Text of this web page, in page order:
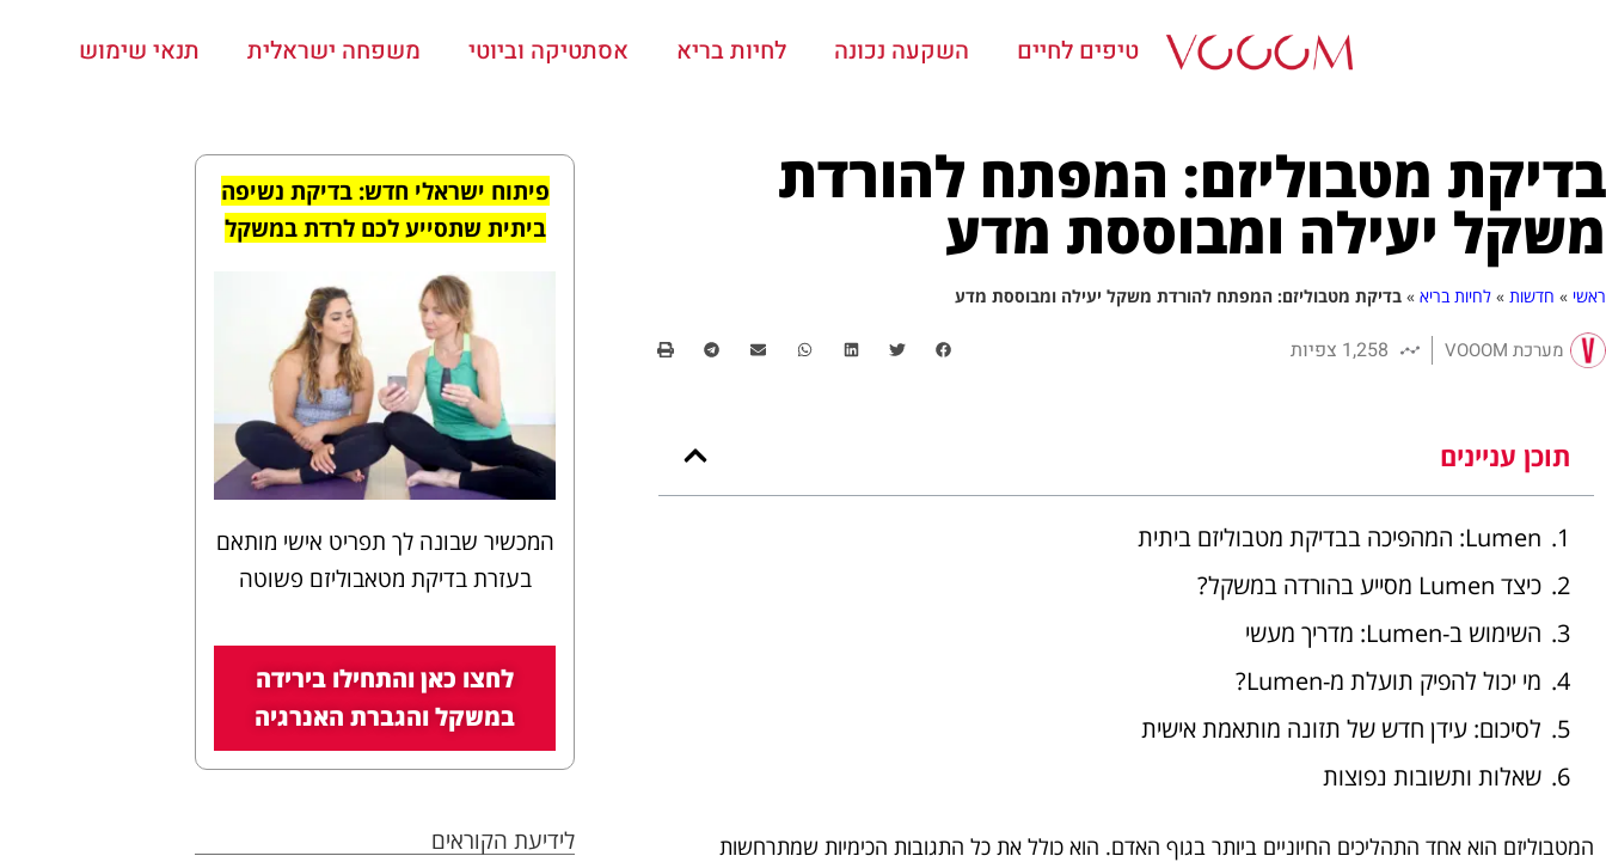
טיפים לחיים השקעה נכונה לחיות בריא אסתטיקה וביוטי משפחה ישראלית תנאי שימוש
בדיקת מטבוליזם: המפתח להורדת
משקל יעילה ומבוססת מדע
ראשי » חדשות » לחיות בריא » בדיקת מטבוליזם: המפתח להורדת משקל יעילה ומבוססת מדע
מערכת VOOOM 1,258 צפיות
תוכן עניינים
Lumen: המהפיכה בבדיקת מטבוליזם ביתית
כיצד Lumen מסייע בהורדה במשקל?
השימוש ב-Lumen: מדריך מעשי
מי יכול להפיק תועלת מ-Lumen?
לסיכום: עידן חדש של תזונה מותאמת אישית
שאלות ותשובות נפוצות
המטבוליזם הוא אחד התהליכים החיוניים ביותר בגוף האדם. הוא כולל את כל התגובות הכימיות שמתרחשות
פיתוח ישראלי חדש: בדיקת נשיפה
ביתית שתסייע לכם לרדת במשקל
המכשיר שבונה לך תפריט אישי מותאם
בעזרת בדיקת מטאבוליזם פשוטה
לחצו כאן והתחילו בירידה
במשקל והגברת האנרגיה
לידיעת הקוראים